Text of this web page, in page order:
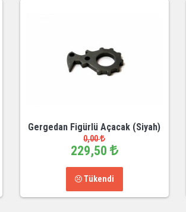
Gergedan Figürlü Açacak (Siyah)
0,00
229,50
Tükendi